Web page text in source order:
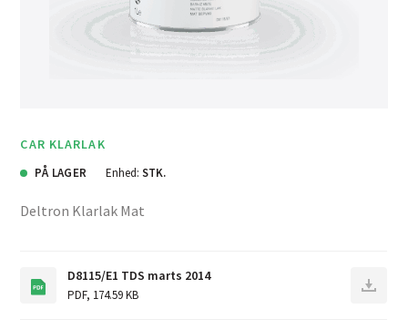
CAR KLARLAK
PÅ LAGER Enhed: STK.
Deltron Klarlak Mat
D8115/E1 TDS marts 2014
PDF, 174.59 KB